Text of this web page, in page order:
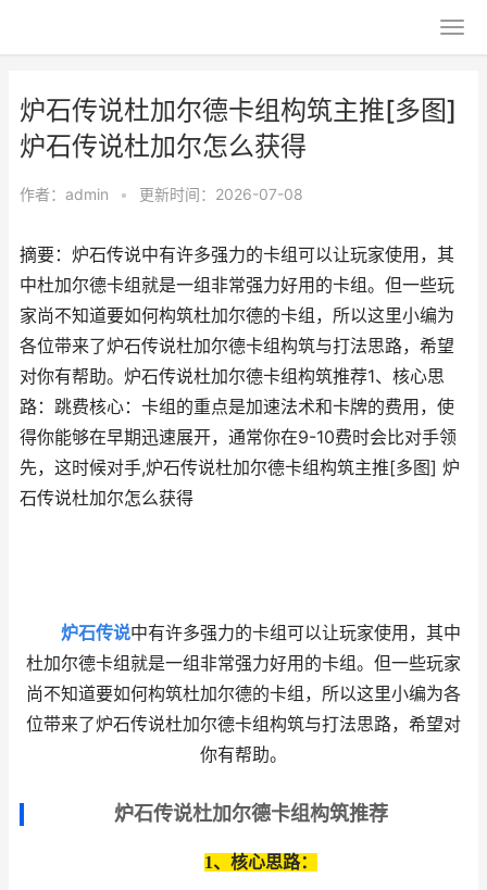
炉石传说杜加尔德卡组构筑主推[多图]
炉石传说杜加尔怎么获得
作者： admin • 更新时间：2026-07-08
摘要：炉石传说中有许多强力的卡组可以让玩家使用，其
中杜加尔德卡组就是一组非常强力好用的卡组。但一些玩
家尚不知道要如何构筑杜加尔德的卡组，所以这里小编为
各位带来了炉石传说杜加尔德卡组构筑与打法思路，希望
对你有帮助。炉石传说杜加尔德卡组构筑推荐1、核心思
路：跳费核心：卡组的重点是加速法术和卡牌的费用，使
得你能够在早期迅速展开，通常你在9-10费时会比对手领
先，这时候对手,炉石传说杜加尔德卡组构筑主推[多图] 炉
石传说杜加尔怎么获得
炉石传说中有许多强力的卡组可以让玩家使用，其中
杜加尔德卡组就是一组非常强力好用的卡组。但一些玩家
尚不知道要如何构筑杜加尔德的卡组，所以这里小编为各
位带来了炉石传说杜加尔德卡组构筑与打法思路，希望对
你有帮助。
炉石传说杜加尔德卡组构筑推荐
1、核心思路：